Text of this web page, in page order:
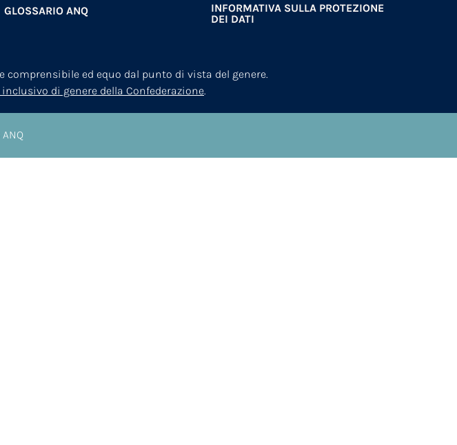
GLOSSARIO ANQ
INFORMATIVA SULLA PROTEZIONE
DEI DATI
comprensibile ed equo dal punto di vista del genere.
di genere della Confederazione.
ANQ